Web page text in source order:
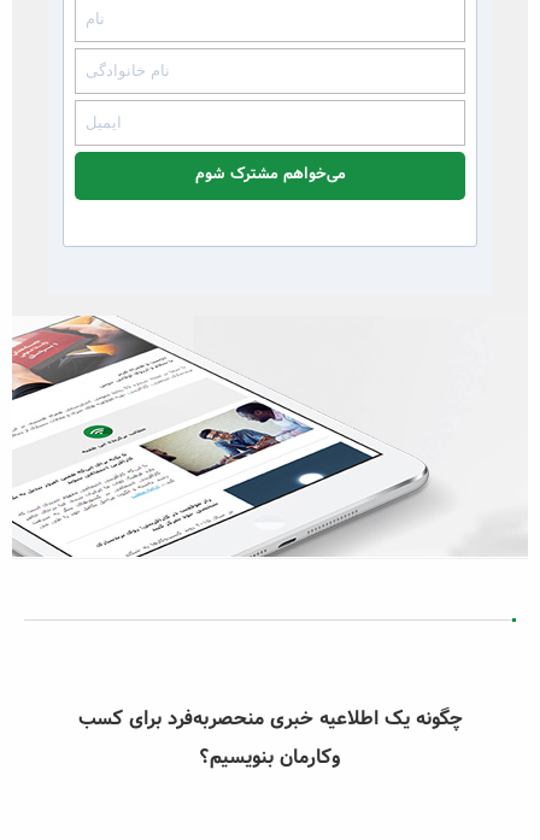
می‌خواهم مشترک شوم
چگونه یک اطلاعیه خبری منحصربه‌فرد برای کسب
وکارمان بنویسیم؟